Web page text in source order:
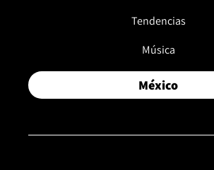
Tendencias
Música
México